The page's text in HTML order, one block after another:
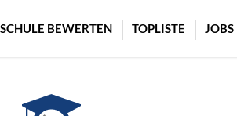
SCHULE BEWERTEN TOPLISTE JOBS